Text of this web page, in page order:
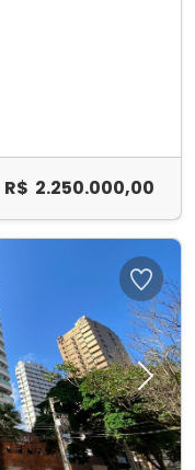
R$ 2.250.000,00
Next